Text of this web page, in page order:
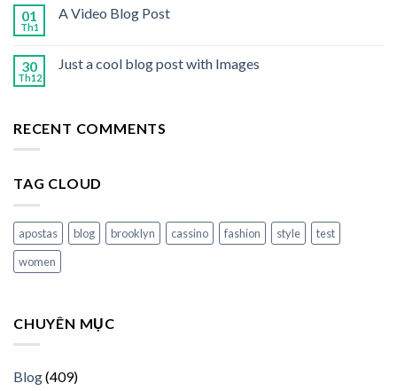
01
Th1
A Video Blog Post
30
Th12
Just a cool blog post with Images
RECENT COMMENTS
TAG CLOUD
apostas blog brooklyn cassino fashion style
test
women
CHUYÊN MỤC
Blog(409)